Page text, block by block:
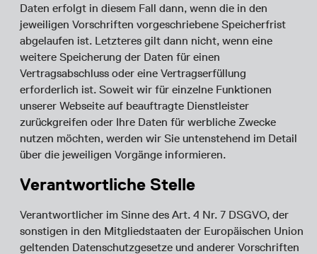
Daten erfolgt in diesem Fall dann, wenn die in den
jeweiligen Vorschriften vorgeschriebene Speicherfrist
abgelaufen ist. Letzteres gilt dann nicht, wenn eine
weitere Speicherung der Daten für einen
Vertragsabschluss oder eine Vertragserfüllung
erforderlich ist. Soweit wir für einzelne Funktionen
unserer Webseite auf beauftragte Dienstleister
zurückgreifen oder Ihre Daten für werbliche Zwecke
nutzen möchten, werden wir Sie untenstehend im Detail
über die jeweiligen Vorgänge informieren.
Verantwortliche Stelle
Verantwortlicher im Sinne des Art. 4 Nr. 7 DSGVO, der
sonstigen in den Mitgliedstaaten der Europäischen Union
geltenden Datenschutzgesetze und anderer Vorschriften